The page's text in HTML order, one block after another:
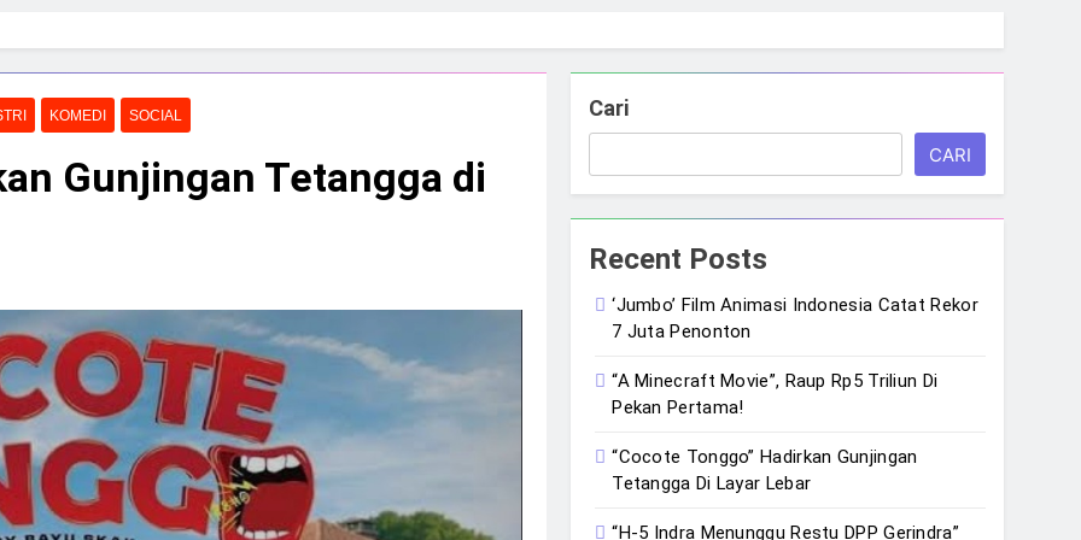
KOMEDI SOCIAL
Gunjingan Tetangga di
Cari
CARI
Recent Posts
‘Jumbo’ Film Animasi Indonesia Catat Rekor
7 Juta Penonton
“A Minecraft Movie”, Raup Rp5 Triliun Di
Pekan Pertama!
“Cocote Tonggo” Hadirkan Gunjingan
Tetangga Di Layar Lebar
“H-5 Indra Menunggu Restu DPP Gerindra”